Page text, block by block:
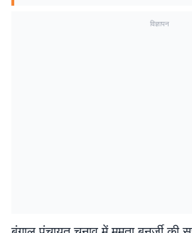
विज्ञापन